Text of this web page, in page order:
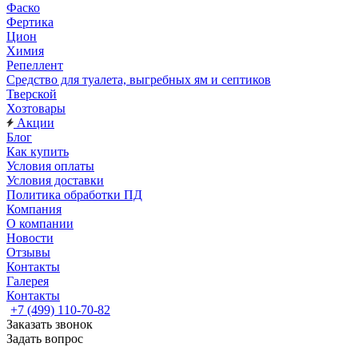
Фаско
Фертика
Цион
Химия
Репеллент
Средство для туалета, выгребных ям и септиков
Тверской
Хозтовары
Акции
Блог
Как купить
Условия оплаты
Условия доставки
Политика обработки ПД
Компания
О компании
Новости
Отзывы
Контакты
Галерея
Контакты
+7 (499) 110-70-82
Заказать звонок
Задать вопрос